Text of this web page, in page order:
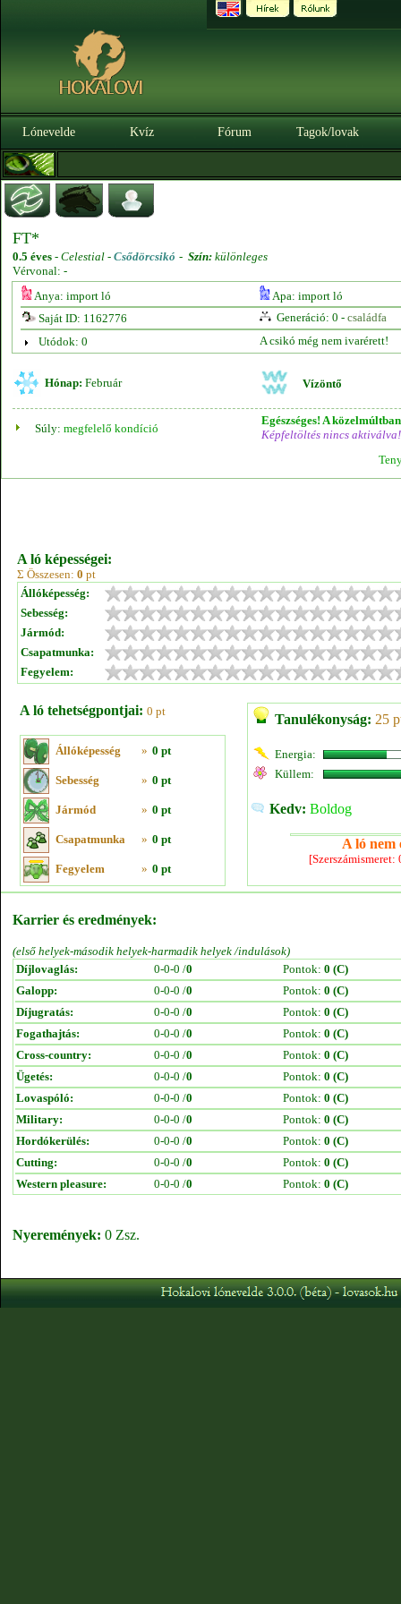
Lónevelde Kvíz Fórum Tagok/lovak
FT*
0.5 éves - Celestial - Csődörcsikó - Szín: különleges
Vérvonal: -
Anya: import ló
Apa: import ló
Saját ID: 1162776
Generáció: 0 - családfa
Utódok: 0
A csikó még nem ivarérett!
Hónap: Február Vízöntő
Súly: megfelelő kondíció
Egészséges! A
Képfeltöltés nincs aktiválva!
A ló képességei:
Σ Összesen: 0 pt
Állóképesség:
Sebesség:
Jármód:
Csapatmunka:
Fegyelem:
A ló tehetségpontjai: 0 pt
Állóképesség » 0 pt
Sebesség » 0 pt
Jármód » 0 pt
Csapatmunka » 0 pt
Fegyelem » 0 pt
Tanulékonyság: 25
Energia:
Küllem:
Kedv: Boldog
A ló nem
Karrier és eredmények:
(első helyek-második helyek-harmadik helyek /indulások)
Díjlovaglás:
0-0-0 /0 Pontok: 0 (C)
Galopp:
0-0-0 /0 Pontok: 0 (C)
Díjugratás:
0-0-0 /0 Pontok: 0 (C)
Fogathajtás:
0-0-0 /0 Pontok: 0 (C)
Cross-country:
0-0-0 /0 Pontok: 0 (C)
Ügetés:
0-0-0 /0 Pontok: 0 (C)
Lovaspóló:
0-0-0 /0 Pontok: 0 (C)
Military:
0-0-0 /0 Pontok: 0 (C)
Hordókerülés:
0-0-0 /0 Pontok: 0 (C)
Cutting:
0-0-0 /0 Pontok: 0 (C)
Western pleasure:
0-0-0 /0 Pontok: 0 (C)
Nyeremények: 0 Zsz.